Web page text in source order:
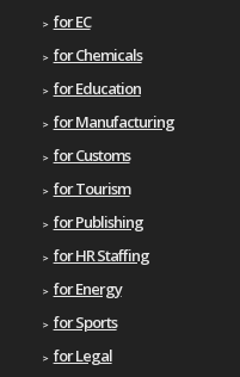
for EC
for Chemicals
for Education
for Manufacturing
for Customs
for Tourism
for Publishing
for HR Staffing
for Energy
for Sports
for Legal